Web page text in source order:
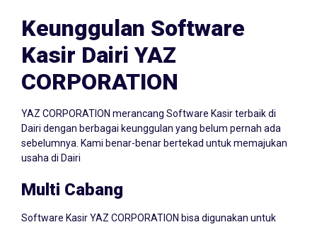
Keunggulan Software
Kasir Dairi YAZ
CORPORATION
Dairi dengan berbagai keunggulan yang belum pernah ada
sebelumnya. Kami benar-benar bertekad untuk memajukan
usaha di Dairi
semua cabang Anda, kini tidak perlu banyak software apalagi